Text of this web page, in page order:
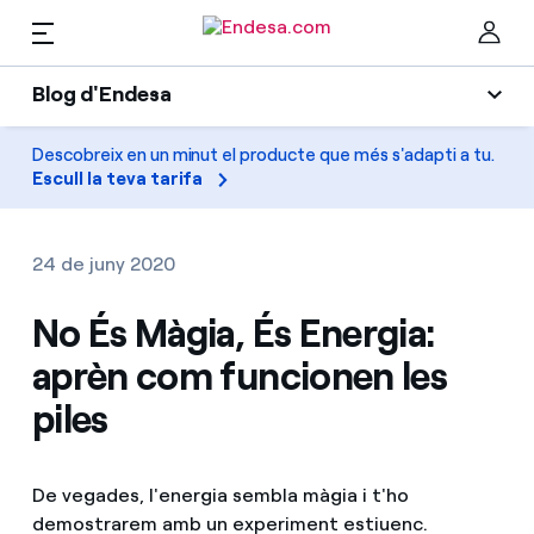
Blog d'Endesa
Blog d'Endesa
Llum
Climatització
Gas
Mobilitat
Solar
Empreses
Llars
Troba la tarifa que més et convé
Per cada kWh que estalviïs, et descomptem un
altre
Mobilitat
Solar
CA
Descobreix en un minut el producte que més s'adapti a tu.
Escull la teva tarifa
24 de juny 2020
No És Màgia, És Energia:
aprèn com funcionen les
piles
De vegades, l'energia sembla màgia i t'ho
demostrarem amb un experiment estiuenc.